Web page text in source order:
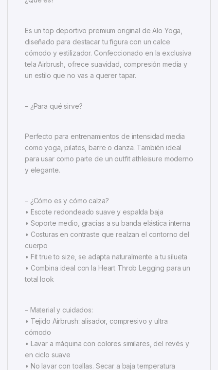
Es un top deportivo premium original de Alo Yoga,
diseñado para destacar tu figura con un calce
cómodo y estilizador. Confeccionado en la exclusiva
tela Airbrush, ofrece suavidad, compresión media y
un estilo que no vas a querer tapar.
– ¿Para qué sirve?
Perfecto para entrenamientos de intensidad media
como yoga, pilates, barre o danza. También ideal
para usar como parte de un outfit athleisure moderno
y elegante.
– ¿Cómo es y cómo calza?
• Escote redondeado suave y espalda baja
• Soporte medio, gracias a su banda elástica interna
• Costuras en contraste que realzan el contorno del
cuerpo
• Fit true to size, se adapta naturalmente a tu silueta
• Combina ideal con la Heart Throb Legging para un
total look
– Material y cuidados:
• Tejido Airbrush: alisador, compresivo y ultra
cómodo
• Lavar a máquina con colores similares, del revés y
en ciclo suave
• No lavar con toallas. Secar a baja temperatura